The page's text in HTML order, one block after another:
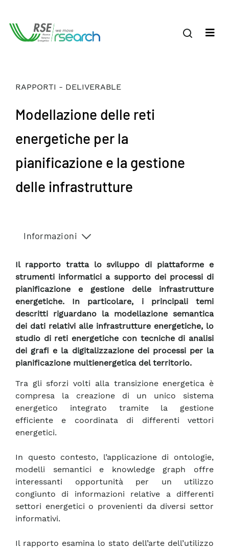
RAPPORTI - DELIVERABLE
Modellazione delle reti
energetiche per la
pianificazione e la gestione
delle infrastrutture
Informazioni
Il rapporto tratta lo sviluppo di piattaforme e
strumenti informatici a supporto dei processi di
pianificazione e gestione delle infrastrutture
energetiche. In particolare, i principali temi
descritti riguardano la modellazione semantica
dei dati relativi alle infrastrutture energetiche, lo
studio di reti energetiche con tecniche di analisi
dei grafi e la digitalizzazione dei processi per la
pianificazione multienergetica del territorio.
Tra gli sforzi volti alla transizione energetica è
compresa la creazione di un unico sistema
energetico integrato tramite la gestione
efficiente e coordinata di differenti vettori
energetici.
In questo contesto, l’applicazione di ontologie,
modelli semantici e knowledge graph offre
interessanti opportunità per un utilizzo
congiunto di informazioni relative a differenti
settori energetici o provenienti da diversi settor
informativi.
Il rapporto esamina lo stato dell’arte dell’utilizzo